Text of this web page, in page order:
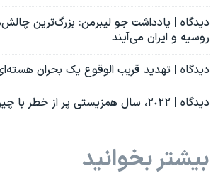
روسیه و ایران می‌آیند
دیدگاه | تهدید قریب الوقوع یک بحران هسته‌ای
دیدگاه | ٢٠٢٢، سال همزیستی پر از خطر با چین، روسیه و ایران
بیشتر بخوانید